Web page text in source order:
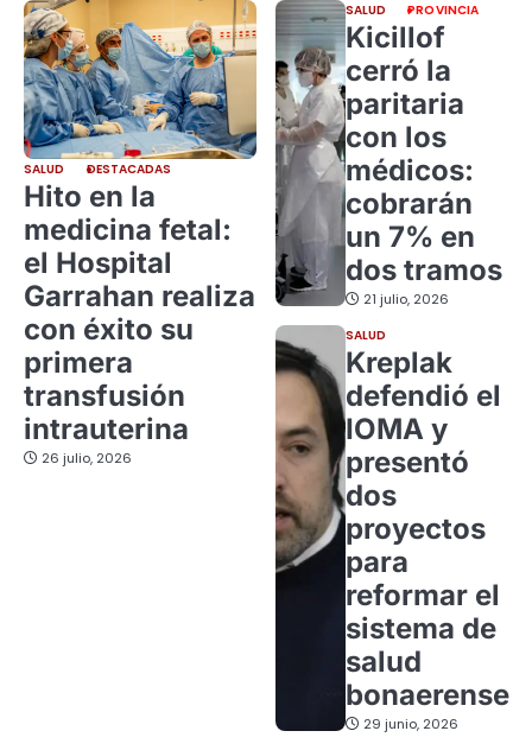
SALUD DESTACADAS
Hito en la
medicina fetal:
el Hospital
Garrahan realiza
con éxito su
primera
transfusión
intrauterina
26 julio, 2026
SALUD PROVINCIA
Kicillof
cerró la
paritaria
con los
médicos:
cobrarán
un 7% en
dos tramos
21 julio, 2026
SALUD
Kreplak
defendió el
IOMA y
presentó
dos
proyectos
para
reformar el
sistema de
salud
bonaerense
29 junio, 2026